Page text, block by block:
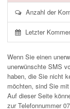
Anzahl der
Letzter
Wenn Sie einen
unerwünschte SMS
haben, die Sie nicht
möchten, sind Sie
Auf dieser Seite
zur Telefonnummer